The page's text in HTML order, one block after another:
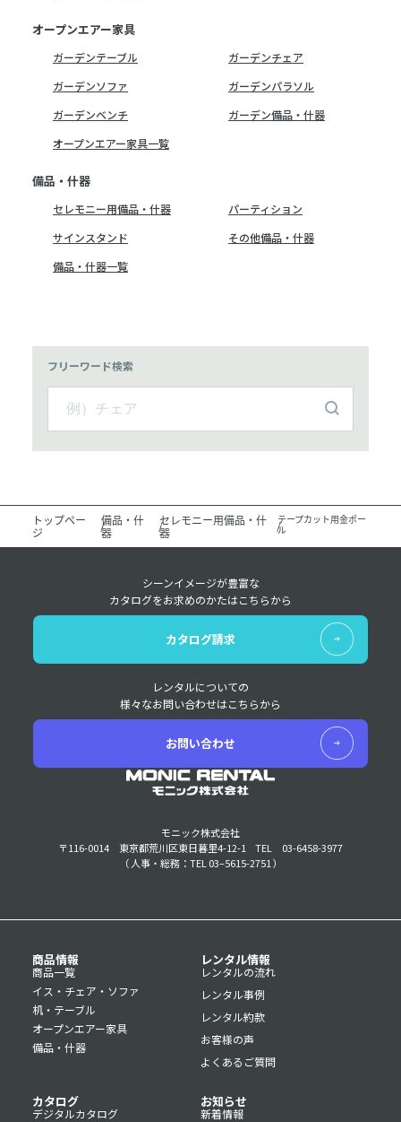
オープンエアー家具
ガーデンテーブル
ガーデンチェア
ガーデンソファ
ガーデンパラソル
ガーデンベンチ
ガーデン備品・什器
オープンエアー家具一覧
備品・什器
セレモニー用備品・什器
パーティション
サインスタンド
その他備品・什器
備品・什器一覧
フリーワード検索
トップペー
ジ
備品・什
器
セレモニー用備品・什
器
テープカット用金ポー
ル
モニック株式会社
〒116-0014 東京都荒川区東日暮里4-12-1
TEL 03-6458-3977
（ 人事・総務：TEL 03–5615-2751 ）
シーンイメージが豊富な
カタログをお求めのかたはこちらから
カタログ請求
レンタルについての
様々なお問い合わせはこちらから
お問い合わせ
商品情報
商品一覧
イス・チェア・ソファ
机・テーブル
オープンエアー家具
備品・什器
レンタル情報
レンタルの流れ
レンタル事例
レンタル約款
お客様の声
よくあるご質問
カタログ
デジタルカタログ
お知らせ
新着情報